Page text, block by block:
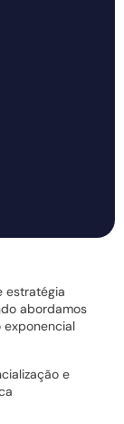
estratégia
abordamos
exponencial
e